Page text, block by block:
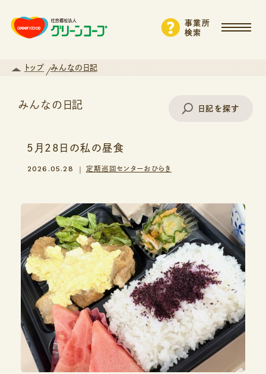
事業所
検索
トップ みんなの日記
みんなの日記 日記を探す
エリアから探す
支援・サービスから探す
5月28日の私の昼食
2026.05.28 定期巡回センターおひらき